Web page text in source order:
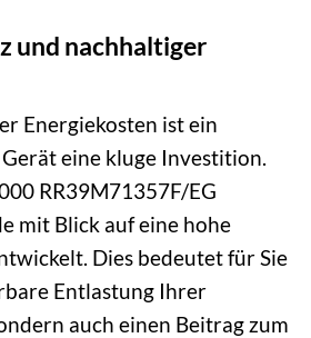
und nachhaltiger
Energiekosten ist ein
eine kluge Investition.
RR39M71357F/EG
mit Blick auf eine hohe
Dies bedeutet für Sie
Entlastung Ihrer
auch einen Beitrag zum